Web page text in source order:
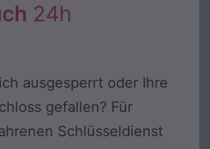
24h
ausgesperrt oder Ihre
gefallen? Für
Schlüsseldienst